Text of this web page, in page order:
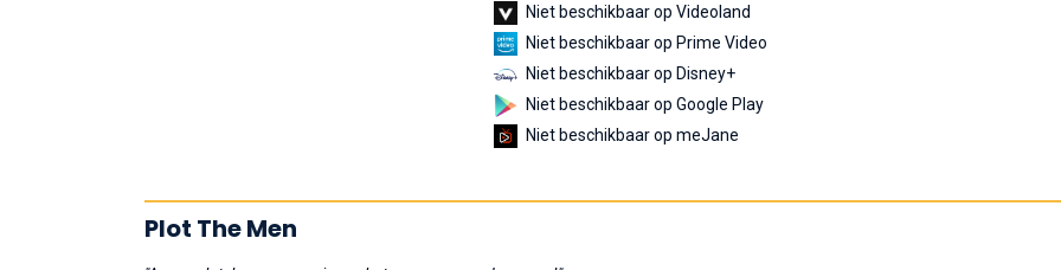
Niet beschikbaar op Videoland
Niet beschikbaar op Prime Video
Niet beschikbaar op Disney+
Niet beschikbaar op Google Play
Niet beschikbaar op meJane
Plot The Men